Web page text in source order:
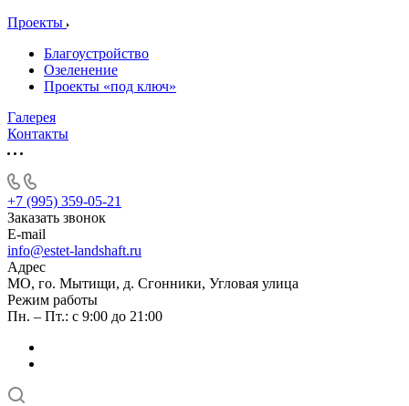
Проекты
Благоустройство
Озеленение
Проекты «под ключ»
Галерея
Контакты
+7 (995) 359-05-21
Заказать звонок
E-mail
info@estet-landshaft.ru
Адрес
МО, го. Мытищи, д. Сгонники, Угловая улица
Режим работы
Пн. – Пт.: с 9:00 до 21:00